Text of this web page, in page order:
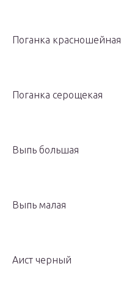
Поганка красношейная
Поганка серощекая
Выпь большая
Выпь малая
Аист черный